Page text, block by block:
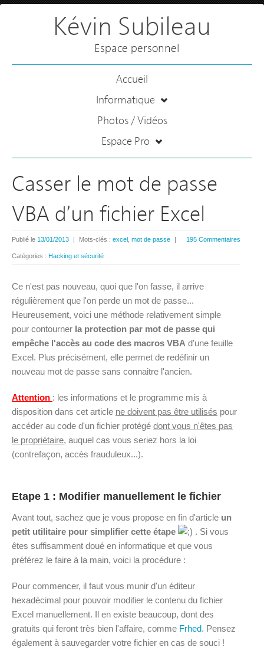
Kévin Subileau
Espace personnel
Accueil
Informatique
Photos / Vidéos
Espace Pro
Casser le mot de passe
VBA d’un fichier Excel
195 Commentaires
Publié le 13/01/2013 | Mots-clés : excel mot de passe |
Catégories : Hacking et sécurité
Ce n'est pas nouveau, quoi que l'on fasse, il arrive
régulièrement que l'on perde un mot de passe...
Heureusement, voici une méthode relativement simple
pour contourner la protection par mot de passe qui
empêche l'accès au code des macros VBA d'une feuille
Excel. Plus précisément, elle permet de redéfinir un
nouveau mot de passe sans connaitre l'ancien.
Attention : les informations et le programme mis à
disposition dans cet article ne doivent pas être utilisés pour
accéder au code d'un fichier protégé dont vous n'êtes pas
le propriétaire, auquel cas vous seriez hors la loi
(contrefaçon, accès frauduleux...).
Etape 1 : Modifier manuellement le fichier
Avant tout, sachez que je vous propose en fin d'article un
petit utilitaire pour simplifier cette étape
. Si vous
êtes suffisamment doué en informatique et que vous
préférez le faire à la main, voici la procédure :
Pour commencer, il faut vous munir d'un éditeur
hexadécimal pour pouvoir modifier le contenu du fichier
Excel manuellement. Il en existe beaucoup, dont des
gratuits qui feront très bien l'affaire, comme Frhed. Pensez
également à sauvegarder votre fichier en cas de souci !